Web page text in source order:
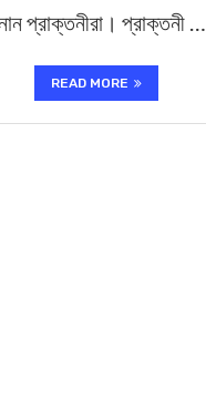
প্রাক্তনীরা। প্রাক্তনী …
READ MORE